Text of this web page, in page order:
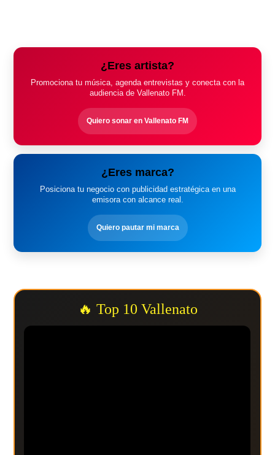
¿Eres artista?
Promociona tu música, agenda entrevistas y conecta con la
audiencia de Vallenato FM.
Quiero sonar en Vallenato FM
¿Eres marca?
Posiciona tu negocio con publicidad estratégica en una
emisora con alcance real.
Quiero pautar mi marca
🔥 Top 10 Vallenato